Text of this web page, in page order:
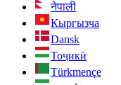
नेपाली
Кыргызча
Dansk
Тоҷикӣ
Türkmençe